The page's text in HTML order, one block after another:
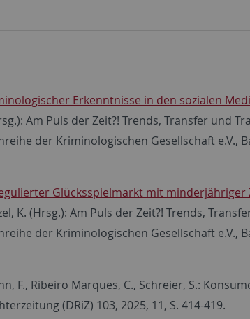
Erkenntnisse in den sozialen
Am Puls der Zeit?! Trends, Transfer und
der Kriminologischen Gesellschaft e.V.,
Glücksspielmarkt mit minderjähriger
K. (Hrsg.): Am Puls der Zeit?! Trends,
der Kriminologischen Gesellschaft e.V.,
F., Ribeiro Marques, C., Schreier, S.:
(DRiZ) 103, 2025, 11, S. 414-419.